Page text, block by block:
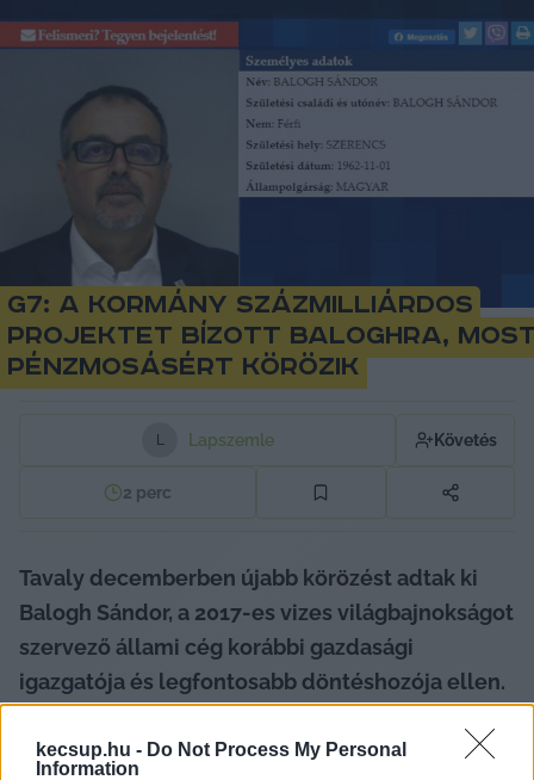
kecsup.hu - Do Not Process My Personal
Information
G7: A kormány százmilliárdos
projektet bízott Baloghra,
pénzmosásért körözik
L Lapszemle Követés
2 perc
Tavaly decemberben újabb körözést adtak ki
Balogh Sándor, a 2017-es vizes világbajnokságot
szervező állami cég korábbi gazdasági
igazgatója és legfontosabb döntéshozója ellen.
bűnlajstroma most tovább bővült: ezúttal